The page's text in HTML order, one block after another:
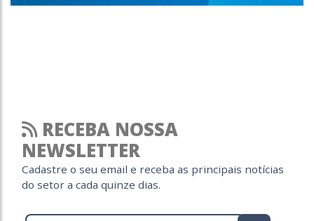
RECEBA NOSSA
NEWSLETTER
Cadastre o seu email e receba as principais notícias
do setor a cada quinze dias.